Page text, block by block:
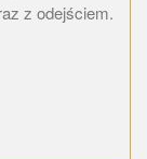
z odejściem.